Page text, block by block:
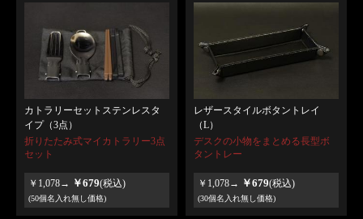
カトラリーセットステンレスタ
イプ（3点）
折りたたみ式マイカトラリー3点
セット
￥1,078→ ￥679(税込)
(50個名入れ無し価格)
レザースタイルボタントレイ
（L）
デスクの小物をまとめる長型ボ
タントレー
￥1,078→ ￥679(税込)
(30個名入れ無し価格)